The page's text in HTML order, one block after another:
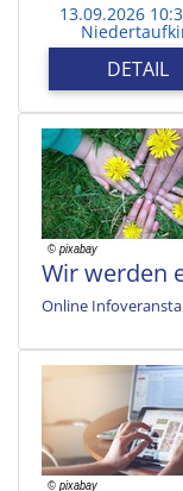
13.09.2026
DETAIL
Wir werden
Online